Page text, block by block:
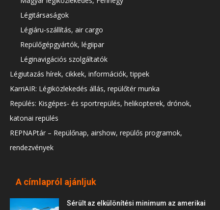
Légitársaságok
Légiáru-szállítás, air cargo
Repülőgépgyártók, légiipar
Léginavigációs szolgáltatók
Légiutazás hírek, cikkek, információk, tippek
KarriAIR: Légiközlekedés állás, repülőtér munka
Repülés: Kisgépes- és sportrepülés, helikopterek, drónok,
katonai repülés
REPNAPtár – Repülőnap, airshow, repülős programok,
rendezvények
A címlapról ajánljuk
Sérült az elkülönítési minimum az amerikai